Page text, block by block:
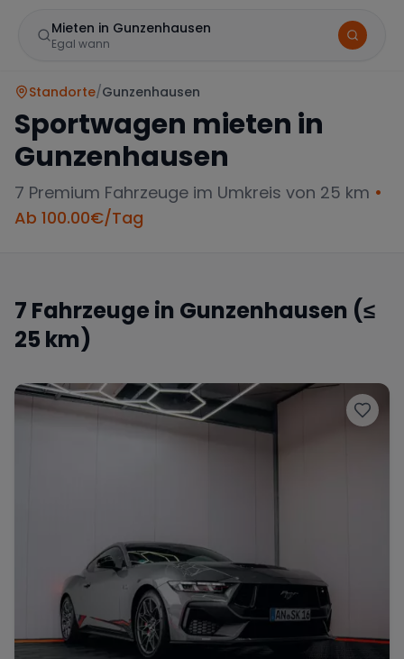
Mieten in Gunzenhausen
Egal wann
Mercedes
Lamborghini
Tesla Chevrolet Dodge
Standorte/Gunzenhausen
Sportwagen mieten in
Gunzenhausen
7 Premium Fahrzeuge im Umkreis von 25 km •
Ab 100.00€/Tag
7 Fahrzeuge in Gunzenhausen (≤
25 km)